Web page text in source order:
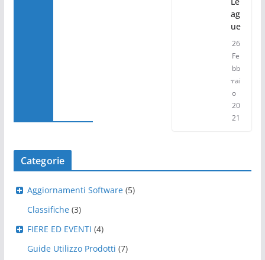
ag
ue
26
Fe
bb
rai
o
20
21
Categorie
Aggiornamenti Software (5)
Classifiche (3)
FIERE ED EVENTI (4)
Guide Utilizzo Prodotti (7)